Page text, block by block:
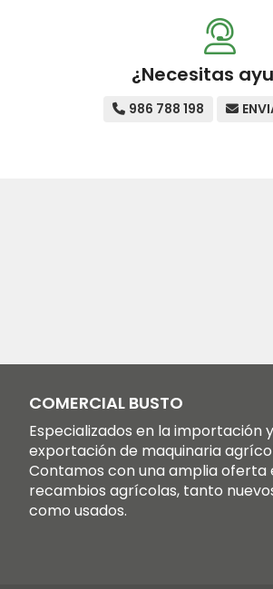
¿Necesitas
986 788 198
COMERCIAL BUSTO
Especializados en la importación y
exportación de maquinaria
Contamos con una amplia oferta
recambios agrícolas, tanto
como usados.